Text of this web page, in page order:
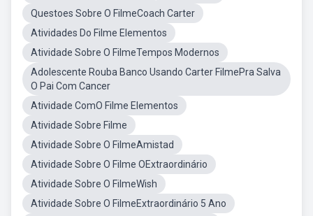
Questoes Sobre O FilmeCoach Carter
Atividades Do Filme Elementos
Atividade Sobre O FilmeTempos Modernos
Adolescente Rouba Banco Usando Carter FilmePra Salva
O Pai Com Cancer
Atividade ComO Filme Elementos
Atividade Sobre Filme
Atividade Sobre O FilmeAmistad
Atividade Sobre O Filme OExtraordinário
Atividade Sobre O FilmeWish
Atividade Sobre O FilmeExtraordinário 5 Ano